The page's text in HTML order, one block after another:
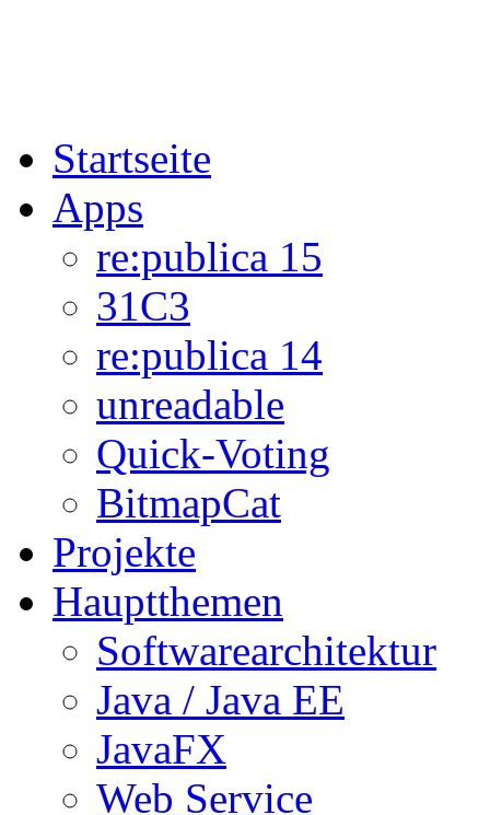
Startseite
Apps
re:publica 15
31C3
re:publica 14
unreadable
Quick-Voting
BitmapCat
Projekte
Hauptthemen
Softwarearchitektur
Java / Java EE
JavaFX
Web Service